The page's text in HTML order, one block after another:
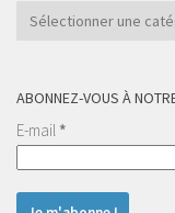
Catégories
ABONNEZ-VOUS À
E-mail *